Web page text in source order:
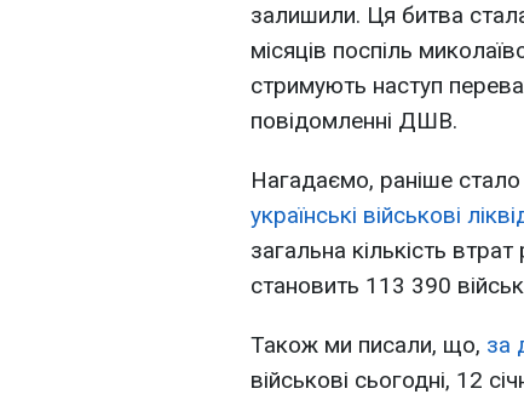
залишили. Ця битва
місяців поспіль
стримують наступ
повідомленні ДШВ.
Нагадаємо, раніше
українські військові
загальна кількість
становить 113 390
Також ми писали, що, за
військові сьогодні, 12